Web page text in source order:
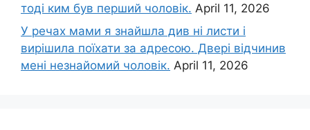
тоді ким був перший чоловік. April 11, 2026
У речах мами я знайшла див ні листи і
вирішила поїхати за адресою. Двері відчинив
мені незнайомий чоловік. April 11, 2026